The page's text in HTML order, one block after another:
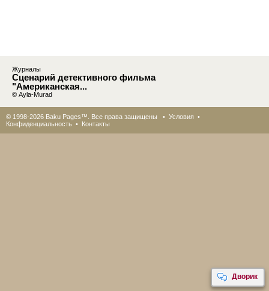
Дворик
Журналы
Сценарий детективного фильма
"Американская...
© Ayla-Murad
© 1998-2026 Baku Pages™. Все права защищены • Условия •
Конфиденциальность • Контакты